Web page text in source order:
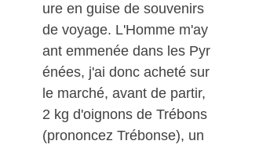
ure en guise de souvenirs
de voyage. L'Homme m'ay
ant emmenée dans les Pyr
énées, j'ai donc acheté sur
le marché, avant de partir,
2 kg d'oignons de Trébons
(prononcez Trébonse), un